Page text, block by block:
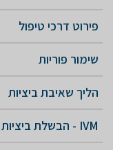
פירוט דרכי טיפול
שימור פוריות
הליך שאיבת ביציות
IVM - הבשלת ביציות חוץ גופית